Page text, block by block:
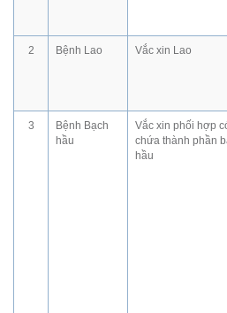
2 Bệnh Lao Vắc xin Lao
3
Bệnh Bạch
hầu
Vắc xin phối hợp
chứa thành phần
hầu